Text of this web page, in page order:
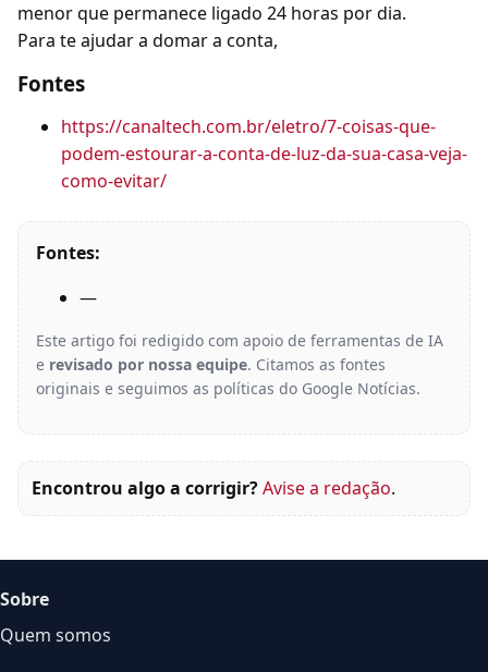
menor que permanece ligado 24 horas por dia.
Para te ajudar a domar a conta,
Fontes
https://canaltech.com.br/eletro/7-coisas-que-
podem-estourar-a-conta-de-luz-da-sua-casa-veja-
como-evitar/
Fontes:
—
Este artigo foi redigido com apoio de ferramentas de IA
e revisado por nossa equipe. Citamos as fontes
originais e seguimos as políticas do Google Notícias.
Encontrou algo a corrigir?Avise a redação.
Sobre
Quem somos